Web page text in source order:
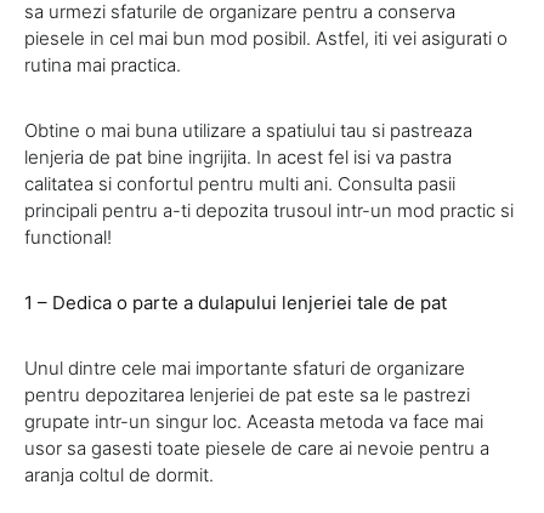
sa urmezi sfaturile de organizare pentru a conserva
piesele in cel mai bun mod posibil. Astfel, iti vei asigurati o
rutina mai practica.
Obtine o mai buna utilizare a spatiului tau si pastreaza
lenjeria de pat bine ingrijita. In acest fel isi va pastra
calitatea si confortul pentru multi ani. Consulta pasii
principali pentru a-ti depozita trusoul intr-un mod practic si
functional!
1 – Dedica o parte a dulapului lenjeriei tale de pat
Unul dintre cele mai importante sfaturi de organizare
pentru depozitarea lenjeriei de pat este sa le pastrezi
grupate intr-un singur loc. Aceasta metoda va face mai
usor sa gasesti toate piesele de care ai nevoie pentru a
aranja coltul de dormit.